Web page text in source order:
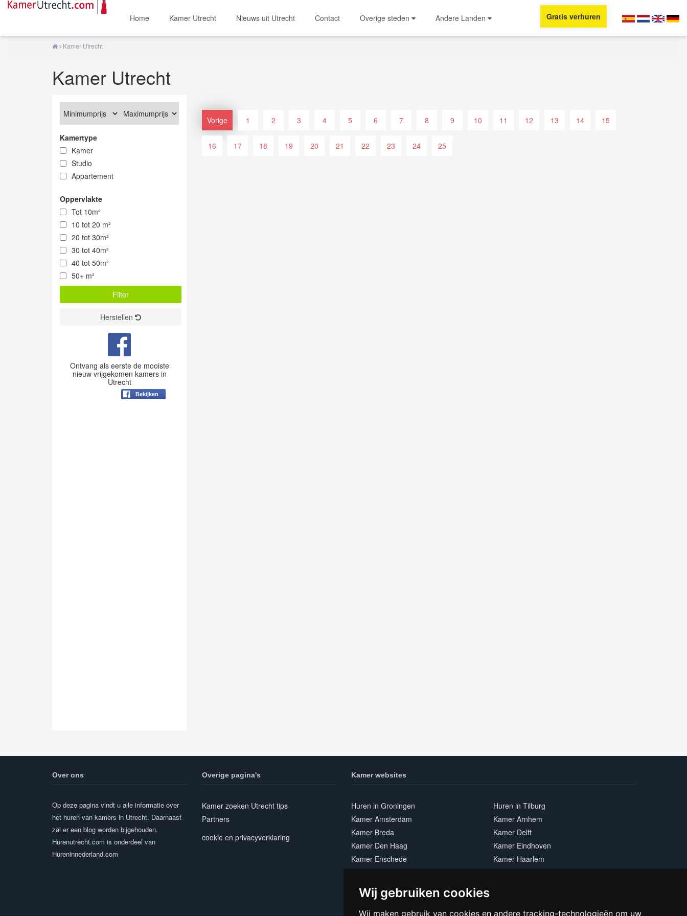
Wij gebruiken cookies
Wij maken gebruik van cookies en andere tracking-technologieën om uw
Home Kamer Utrecht Nieuws uit Utrecht Contact Overige steden Andere Landen Gratis verhuren
Kamer Utrecht
Kamer Utrecht
Kamertype
Kamer
Studio
Appartement
Oppervlakte
Tot 10m²
10 tot 20 m²
20 tot 30m²
30 tot 40m²
40 tot 50m²
50+ m²
Herstellen
Ontvang als eerste de mooiste
nieuw vrijgekomen kamers in
Utrecht
Bekijken
Vorige 1 2 3 4 5 6 7 8 9 10 11 12 13 14 15
16 17 18 19 20 21 22 23 24 25
Over ons
Op deze pagina vindt u alle informatie over
het huren van kamers in Utrecht. Daarnaast
zal er een blog worden bijgehouden.
Hurenutrecht.com is onderdeel van
Hureninnederland.com
Overige pagina's
Kamer zoeken Utrecht tips
Partners
cookie en privacyverklaring
Kamer websites
Huren in Groningen
Huren in Tilburg
Kamer Amsterdam
Kamer Arnhem
Kamer Breda
Kamer Delft
Kamer Den Haag
Kamer Eindhoven
Kamer Enschede
Kamer Haarlem
Kamer Maastricht
Kamer Rotterdam